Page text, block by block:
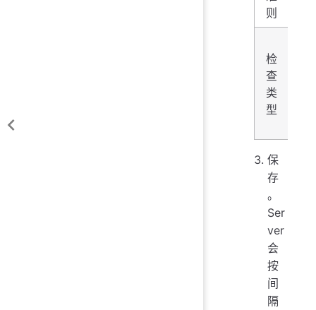
则
检
查
类
型
保
存
。
Ser
ver
会
按
间
隔